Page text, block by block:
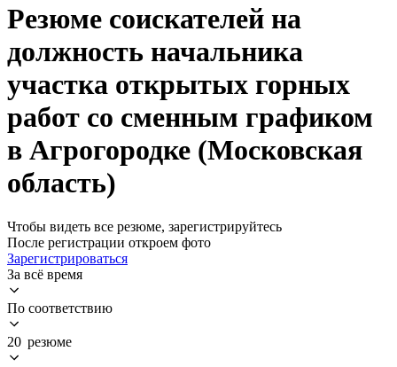
Резюме соискателей на
должность начальника
участка открытых горных
работ со сменным графиком
в Агрогородке (Московская
область)
Чтобы видеть все резюме, зарегистрируйтесь
После регистрации откроем фото
Зарегистрироваться
За всё время
По соответствию
20 резюме